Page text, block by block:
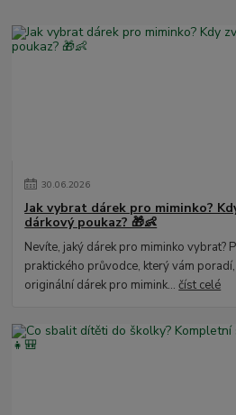
30.06.2026
Jak vybrat dárek pro miminko?
dárkový poukaz? 🎁👶
Nevíte, jaký dárek pro miminko vybrat?
praktického průvodce, který vám
originální dárek pro mimink...číst celé